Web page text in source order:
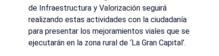
de Infraestructura y Valorización seguirá
realizando estas actividades con la ciudadanía
para presentar los mejoramientos viales que se
ejecutarán en la zona rural de ‘La Gran Capital’.